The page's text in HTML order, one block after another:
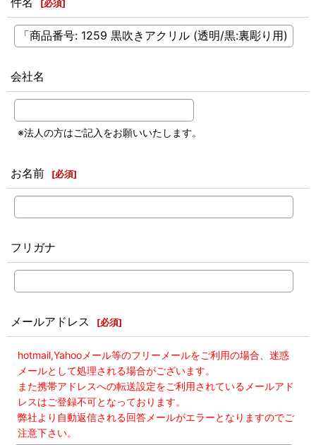
[必須]
会社名
※法人の方はご記入をお願いいたします。
お名前 [必須]
フリガナ
メールアドレス [必須]
hotmail,Yahooメール等のフリーメールをご利用の場合、迷惑
メールとして処理される場合がございます。
また携帯アドレスへの転送設定をご利用されているメールアド
レスはご登録不可となっております。
弊社より自動返信される回答メールがエラーとなりますのでご
注意下さい。